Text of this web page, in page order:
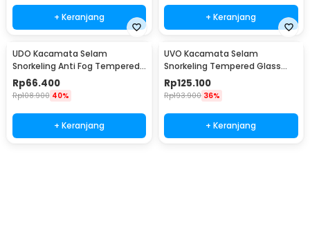
+ Keranjang + Keranjang
UDO Kacamata Selam
Snorkeling Anti Fog Tempered
Glass Diving Mask - U-165
Rp66.400
Rp108.900 40%
+ Keranjang
UVO Kacamata Selam
Snorkeling Tempered Glass
Anti Fog Diving Mask - U-88
Rp125.100
Rp193.900 36%
+ Keranjang